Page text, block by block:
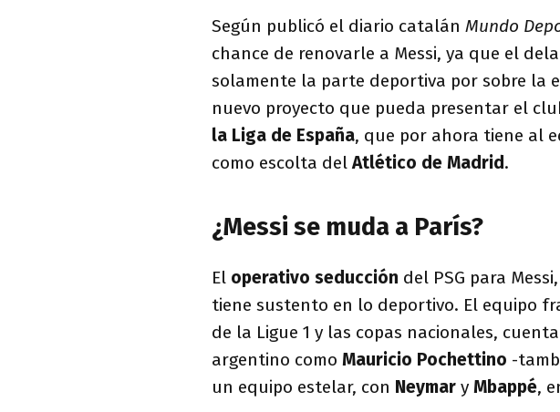
Según publicó el diario catalán Mundo
chance de renovarle a Messi, ya que el
solamente la parte deportiva por sobre la
nuevo proyecto que pueda presentar el
la Liga de España, que por ahora tiene al
como escolta delAtlético de Madrid.
¿Messi se muda a París?
El operativo seducción del PSG para
tiene sustento en lo deportivo. El equipo
de la Ligue 1 y las copas nacionales,
argentino como Mauricio Pochettino -
un equipo estelar, con Neymar y Mbappé,